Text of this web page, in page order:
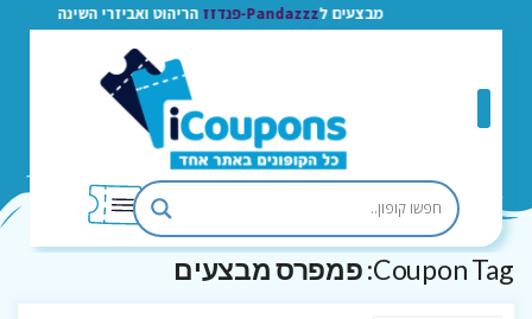
מבצעים ל Pandazzz-פנדזז הריהוט ואביזרי השינה
Coupon Tag: פמפרס מבצעים